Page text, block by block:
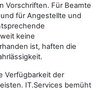
Vorschriften. Für Beamte
für Angestellte und
keine
ist, haften die
Verfügbarkeit der
IT.Services bemüht